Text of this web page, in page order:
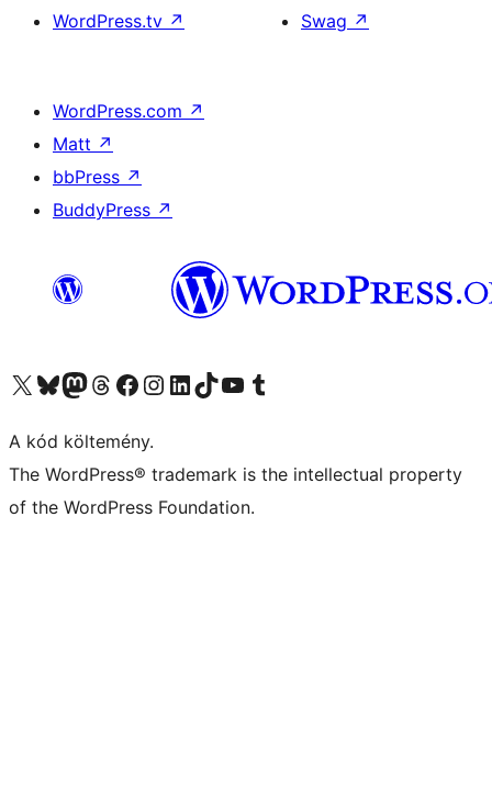
WordPress.tv ↗
Swag ↗
WordPress.com ↗
Matt ↗
bbPress ↗
BuddyPress ↗
Visit our X (formerly Twitter) account
Visit our Bluesky account
Twitter csatornánk
Visit our Threads account
Facebook oldalunk megtekintése
Visit our Instagram account
Visit our LinkedIn account
Visit our TikTok account
Visit our YouTube channel
Visit our Tumblr account
A kód költemény.
The WordPress® trademark is the intellectual property
of the WordPress Foundation.